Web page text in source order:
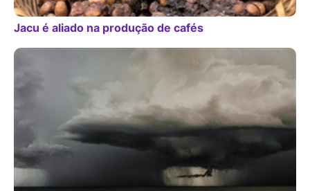
Jacu é aliado na produção de cafés